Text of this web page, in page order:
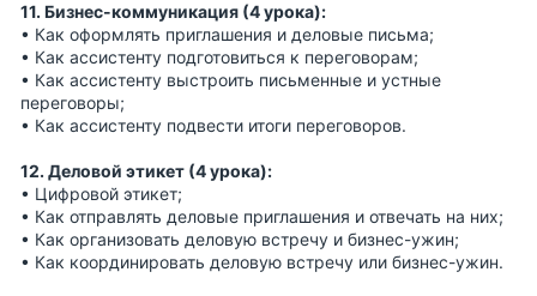
11. Бизнес-коммуникация (4 урока):
• Как оформлять приглашения и деловые письма;
• Как ассистенту подготовиться к переговорам;
• Как ассистенту выстроить письменные и устные
переговоры;
• Как ассистенту подвести итоги переговоров.
12. Деловой этикет (4 урока):
• Цифровой этикет;
• Как отправлять деловые приглашения и отвечать на них;
• Как организовать деловую встречу и бизнес-ужин;
• Как координировать деловую встречу или бизнес-ужин.